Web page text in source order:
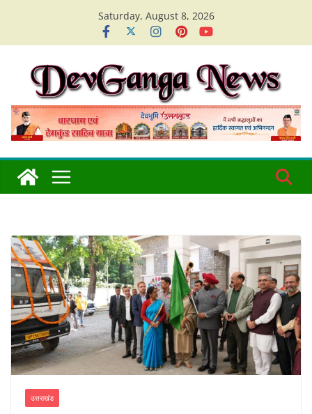
content
Saturday, August 8, 2026
उत्तराखंड